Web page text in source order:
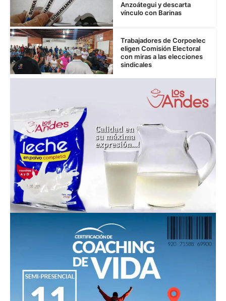
Anzoátegui y descarta
vínculo con Barinas
Trabajadores de Corpoelec
eligen Comisión Electoral
con miras a las elecciones
sindicales